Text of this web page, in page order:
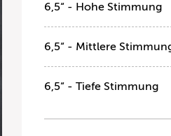
6,5“ - Hohe Stimmung
6,5“ - Mittlere
6,5“ - Tiefe Stimmung